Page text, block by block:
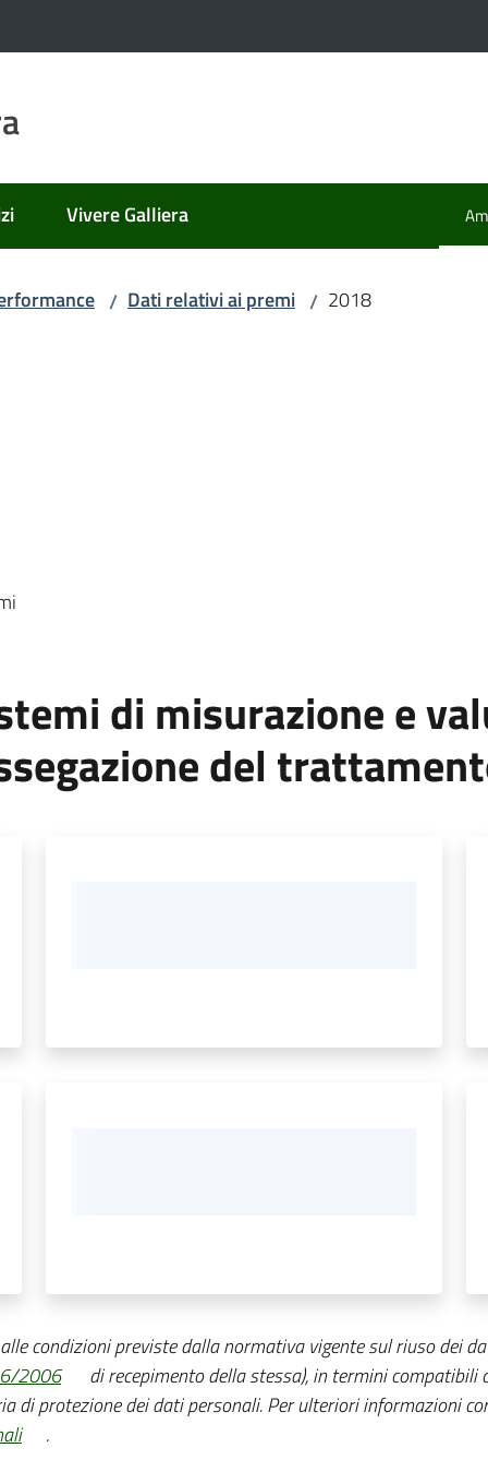
Vivere Galliera
/ Dati relativi ai premi / 2018
di misurazione e
del
condizioni previste dalla normativa vigente sul riuso dei
2006
di recepimento della stessa), in termini
di protezione dei dati personali. Per ulteriori informazioni
.